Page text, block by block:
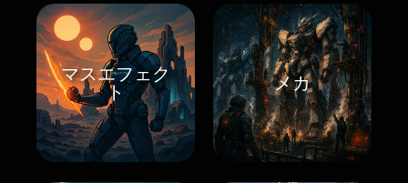
マスエフェク
ト
メカ